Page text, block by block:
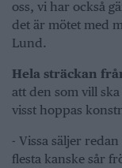
oss, vi har också
det är mötet med
Lund.
Hela sträckan
att den som vill
visst hoppas
- Vissa säljer
flesta kanske sår